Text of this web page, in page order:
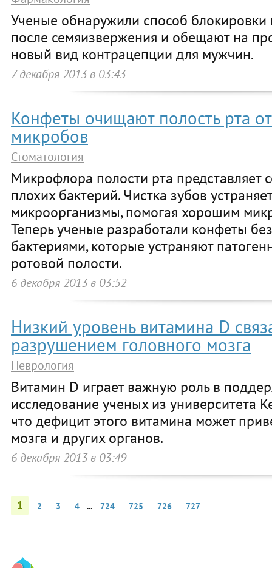
Ученые обнаружили способ
после семяизвержения и обещают на
новый вид контрацепции для мужчин.
7 декабря 2013 в 03:43
Конфеты очищают полость рта
микробов
Стоматология
Микрофлора полости рта представляет
плохих бактерий. Чистка зубов
микроорганизмы, помогая хорошим
Теперь ученые разработали конфеты
бактериями, которые устраняют
ротовой полости.
6 декабря 2013 в 03:52
Низкий уровень витамина D
разрушением головного мозга
Неврология
Витамин D играет важную роль в
исследование ученых из университета
что дефицит этого витамина может
мозга и других органов.
6 декабря 2013 в 03:49
1 2 3 4 ... 724 725 726 727